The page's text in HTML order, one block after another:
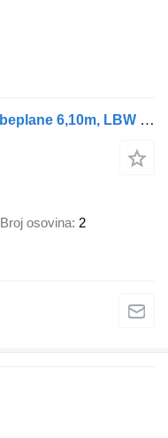
Kotschenreuther TPV 211 Schiebeplane 6,10m, LBW - Türen vorn 1.H
Broj osovina 2